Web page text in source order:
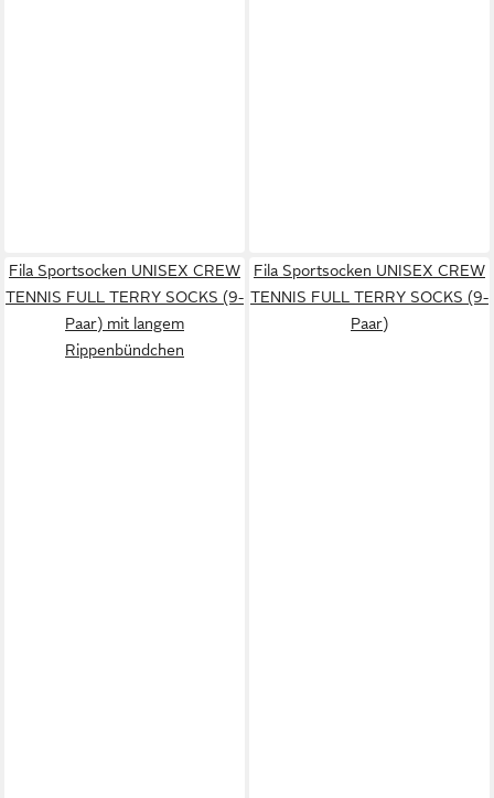
Fila Sportsocken UNISEX CREW
TENNIS FULL TERRY SOCKS (9-
Paar) mit langem
Rippenbündchen
Fila Sportsocken UNISEX CREW
TENNIS FULL TERRY SOCKS (9-
Paar)